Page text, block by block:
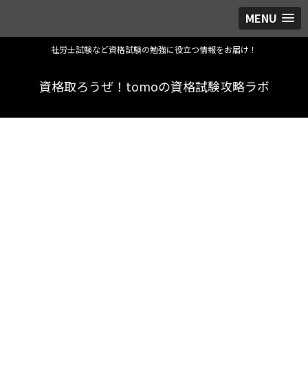
MENU
社労士試験など資格試験の勉強に役立つ情報をお届け！
資格取ろうぜ！tomoの資格試験攻略ラボ